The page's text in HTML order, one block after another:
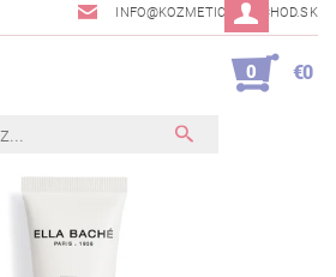
INFO@KOZMETICKYOBCHOD.SK
0 €0